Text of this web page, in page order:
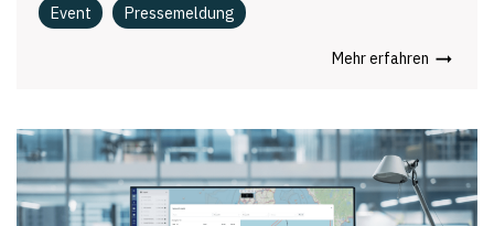
Event Pressemeldung
Mehr erfahren